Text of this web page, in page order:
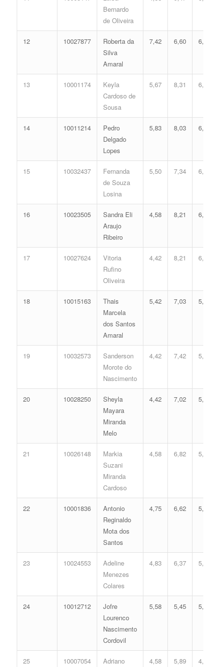
Bernardo
de Oliveira
12 10027877
Roberta da
Silva
Amaral
7,42 6,60 6,68
13 10001174
Keyla
Cardoso de
Sousa
5,67 8,31 6,66
14 10011214
Pedro
Delgado
Lopes
5,83 8,03 6,60
15 10032437
Fernanda
de Souza
Losina
5,50 7,34 6,11
16 10023505
Sandra Eli
Araujo
Ribeiro
4,58 8,21 6,09
17 10027624
Vitoria
Rufino
Oliveira
4,42 8,21 6,01
18 10015163
Thais
Marcela
dos Santos
Amaral
5,42 7,03 5,93
19 10032573
Sanderson
Morote do
Nascimento
4,42 7,42 5,64
20 10028250
Sheyla
Mayara
Miranda
Melo
4,42 7,02 5,45
21 10026148
Markia
Suzani
Miranda
Cardoso
4,58 6,82 5,43
22 10001836
Antonio
Reginaldo
Mota dos
Santos
4,75 6,62 5,41
23 10024553
Adeline
Menezes
Colares
4,83 6,37 5,33
24 10012712
Jofre
Lourenco
Nascimento
Cordovil
5,58 5,45 5,25
25 10007054
Adriano
4,58 5,89 4,99